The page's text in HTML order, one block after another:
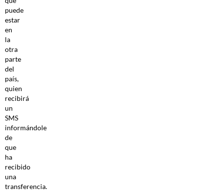
puede
estar
en
la
otra
parte
del
país,
quien
recibirá
un
SMS
informándole
de
que
ha
recibido
una
transferencia.